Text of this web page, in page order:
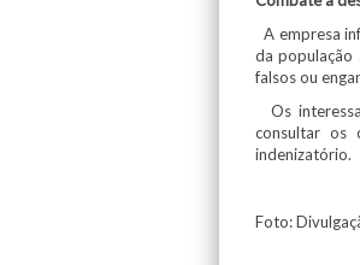
A empresa
da população
falsos ou
Os
consultar os
indenizatório.
Foto: